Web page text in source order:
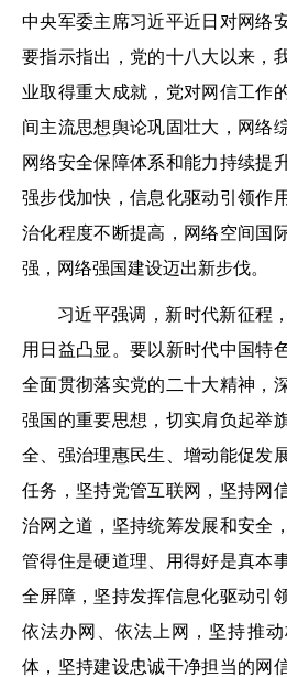
中央军委主席习近平近日对网络
要指示指出，党的十八大以来，
业取得重大成就，党对网信工作
间主流思想舆论巩固壮大，网络
网络安全保障体系和能力持续提
强步伐加快，信息化驱动引领作
治化程度不断提高，网络空间国
强，网络强国建设迈出新步伐。
习近平强调，新时代新征程
用日益凸显。要以新时代中国特
全面贯彻落实党的二十大精神，
强国的重要思想，切实肩负起举
全、强治理惠民生、增动能促发
任务，坚持党管互联网，坚持网
治网之道，坚持统筹发展和安全
管得住是硬道理、用得好是真本
全屏障，坚持发挥信息化驱动引
依法办网、依法上网，坚持推
体，坚持建设忠诚干净担当的网